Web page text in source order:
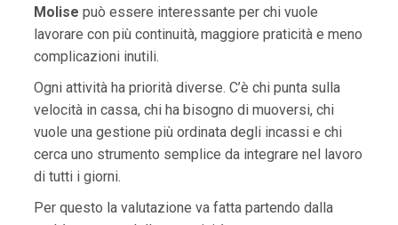
Molise può essere interessante per chi vuole
lavorare con più continuità, maggiore praticità e meno
complicazioni inutili.
Ogni attività ha priorità diverse. C’è chi punta sulla
velocità in cassa, chi ha bisogno di muoversi, chi
vuole una gestione più ordinata degli incassi e chi
cerca uno strumento semplice da integrare nel lavoro
di tutti i giorni.
Per questo la valutazione va fatta partendo dalla